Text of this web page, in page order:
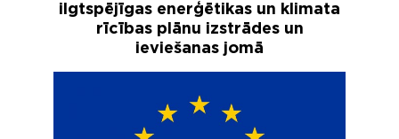
ilgtspējīgas enerģētikas un klimata
rīcības plānu izstrādes un
ieviešanas jomā